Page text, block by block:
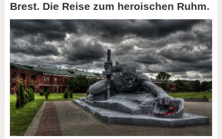
Brest. Die Reise zum heroischen Ruhm.